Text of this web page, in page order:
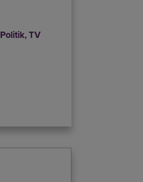
Politik,TV